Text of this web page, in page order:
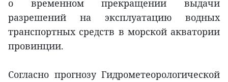
о временном прекращении выдачи
разрешений на эксплуатацию водных
транспортных средств в морской акватории
провинции.
Согласно прогнозу Гидрометеорологической